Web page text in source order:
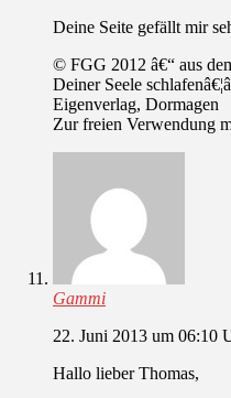
Deine Seite gefällt mir
© FGG 2012 â€“ aus
Deiner Seele
Eigenverlag, Dormagen
Zur freien Verwendung
Gammi
22. Juni 2013 um 06:10
Hallo lieber Thomas,